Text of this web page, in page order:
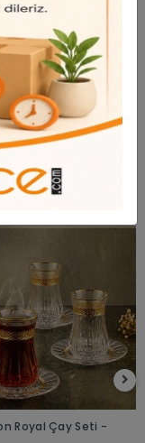
da baktı
Royal Çay Seti -